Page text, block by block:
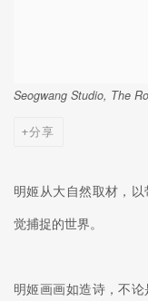
Seogwang Studio, The
分享
明姬从大自然取材，
觉捕捉的世界。
明姬画画如造诗，不